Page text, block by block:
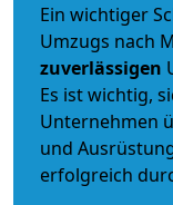
Ein wichtiger
Umzugs nach
zuverlässigen
Es ist wichtig,
Unternehmen
und
erfolgreich